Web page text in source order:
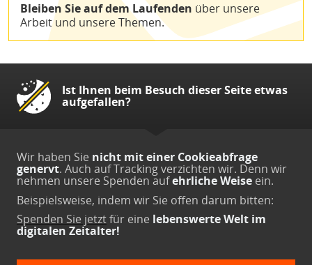
Bleiben Sie auf dem Laufenden über unsere
Arbeit und unsere Themen.
Ist Ihnen beim Besuch dieser Seite etwas
aufgefallen?
Wir haben Sie nicht mit einer Cookieabfrage
genervt. Auch auf Tracking verzichten wir. Denn wir
nehmen unsere Spenden aufehrliche Weise ein.
Beispielsweise, indem wir Sie offen darum bitten:
Spenden Sie jetztfür eine lebenswerte Welt im
digitalen Zeitalter!